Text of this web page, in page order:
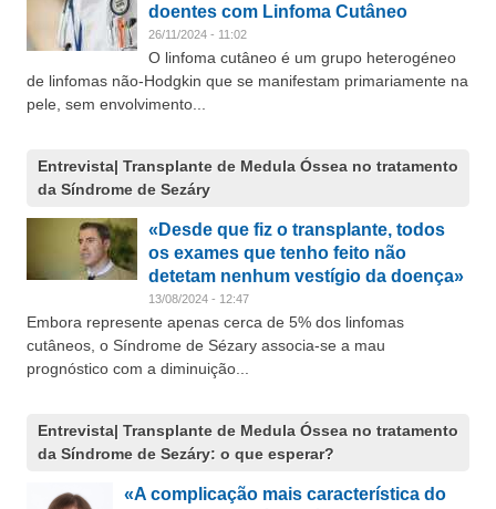
doentes com Linfoma Cutâneo
26/11/2024 - 11:02
O linfoma cutâneo é um grupo heterogéneo
de linfomas não-Hodgkin que se manifestam primariamente na
pele, sem envolvimento...
Entrevista| Transplante de Medula Óssea no tratamento
da Síndrome de Sezáry
«Desde que fiz o transplante, todos
os exames que tenho feito não
detetam nenhum vestígio da doença»
13/08/2024 - 12:47
Embora represente apenas cerca de 5% dos linfomas
cutâneos, o Síndrome de Sézary associa-se a mau
prognóstico com a diminuição...
Entrevista| Transplante de Medula Óssea no tratamento
da Síndrome de Sezáry: o que esperar?
«A complicação mais característica do